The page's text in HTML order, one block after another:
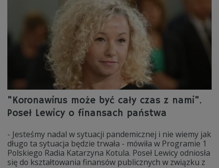
"Koronawirus może być cały czas z nami".
Poseł Lewicy o finansach państwa
- Jesteśmy nadal w sytuacji pandemicznej i nie wiemy jak
długo ta sytuacja będzie trwała - mówiła w Programie 1
Polskiego Radia Katarzyna Kotula. Poseł Lewicy odniosła
się do kształtowania finansów publicznych w związku z